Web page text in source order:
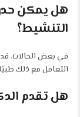
هل يمكن
التنشيط؟
في بعض الحالات،
التعامل مع ذلك
هل تقدم